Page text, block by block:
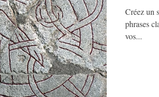
Créez un
phrases
vos...